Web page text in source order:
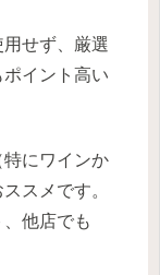
せず、厳選
イント高い
にワインか
スメです。
他店でも